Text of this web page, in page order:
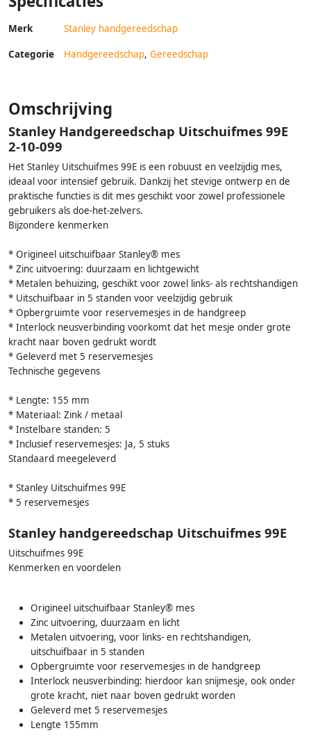
Merk Stanley handgereedschap
Categorie Handgereedschap, Gereedschap
Omschrijving
Stanley Handgereedschap Uitschuifmes 99E
2-10-099
Het Stanley Uitschuifmes 99E is een robuust en veelzijdig mes,
ideaal voor intensief gebruik. Dankzij het stevige ontwerp en de
praktische functies is dit mes geschikt voor zowel professionele
gebruikers als doe-het-zelvers.
Bijzondere kenmerken
* Origineel uitschuifbaar Stanley® mes
* Zinc uitvoering: duurzaam en lichtgewicht
* Metalen behuizing, geschikt voor zowel links- als rechtshandigen
* Uitschuifbaar in 5 standen voor veelzijdig gebruik
* Opbergruimte voor reservemesjes in de handgreep
* Interlock neusverbinding voorkomt dat het mesje onder grote
kracht naar boven gedrukt wordt
* Geleverd met 5 reservemesjes
Technische gegevens
* Lengte: 155 mm
* Materiaal: Zink / metaal
* Instelbare standen: 5
* Inclusief reservemesjes: Ja, 5 stuks
Standaard meegeleverd
* Stanley Uitschuifmes 99E
* 5 reservemesjes
Stanley handgereedschap Uitschuifmes 99E
Uitschuifmes 99E
Kenmerken en voordelen
Origineel uitschuifbaar Stanley® mes
Zinc uitvoering, duurzaam en licht
Metalen uitvoering, voor links- en rechtshandigen,
uitschuifbaar in 5 standen
Opbergruimte voor reservemesjes in de handgreep
Interlock neusverbinding: hierdoor kan snijmesje, ook onder
grote kracht, niet naar boven gedrukt worden
Geleverd met 5 reservemesjes
Lengte 155mm